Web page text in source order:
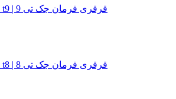
قرقری فرمان کی ام سی تی 9 | قرقری فرمان kmc t9 | قرقری فرمان جک تی 9
قرقری فرمان کی ام سی تی 8 | قرقری فرمان kmc t8 | قرقری فرمان جک تی 8